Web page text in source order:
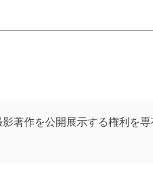
著作を公開展示する権利を専